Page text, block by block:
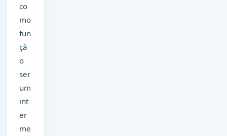
co
mo
fun
çã
o
ser
um
int
er
me